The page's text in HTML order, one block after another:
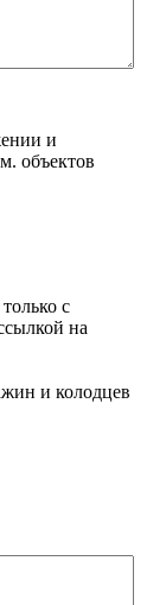
и
объектов
с
на
и колодцев